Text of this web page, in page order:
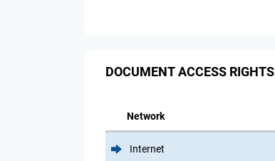
DOCUMENT ACCESS RIGHTS
Network
Internet